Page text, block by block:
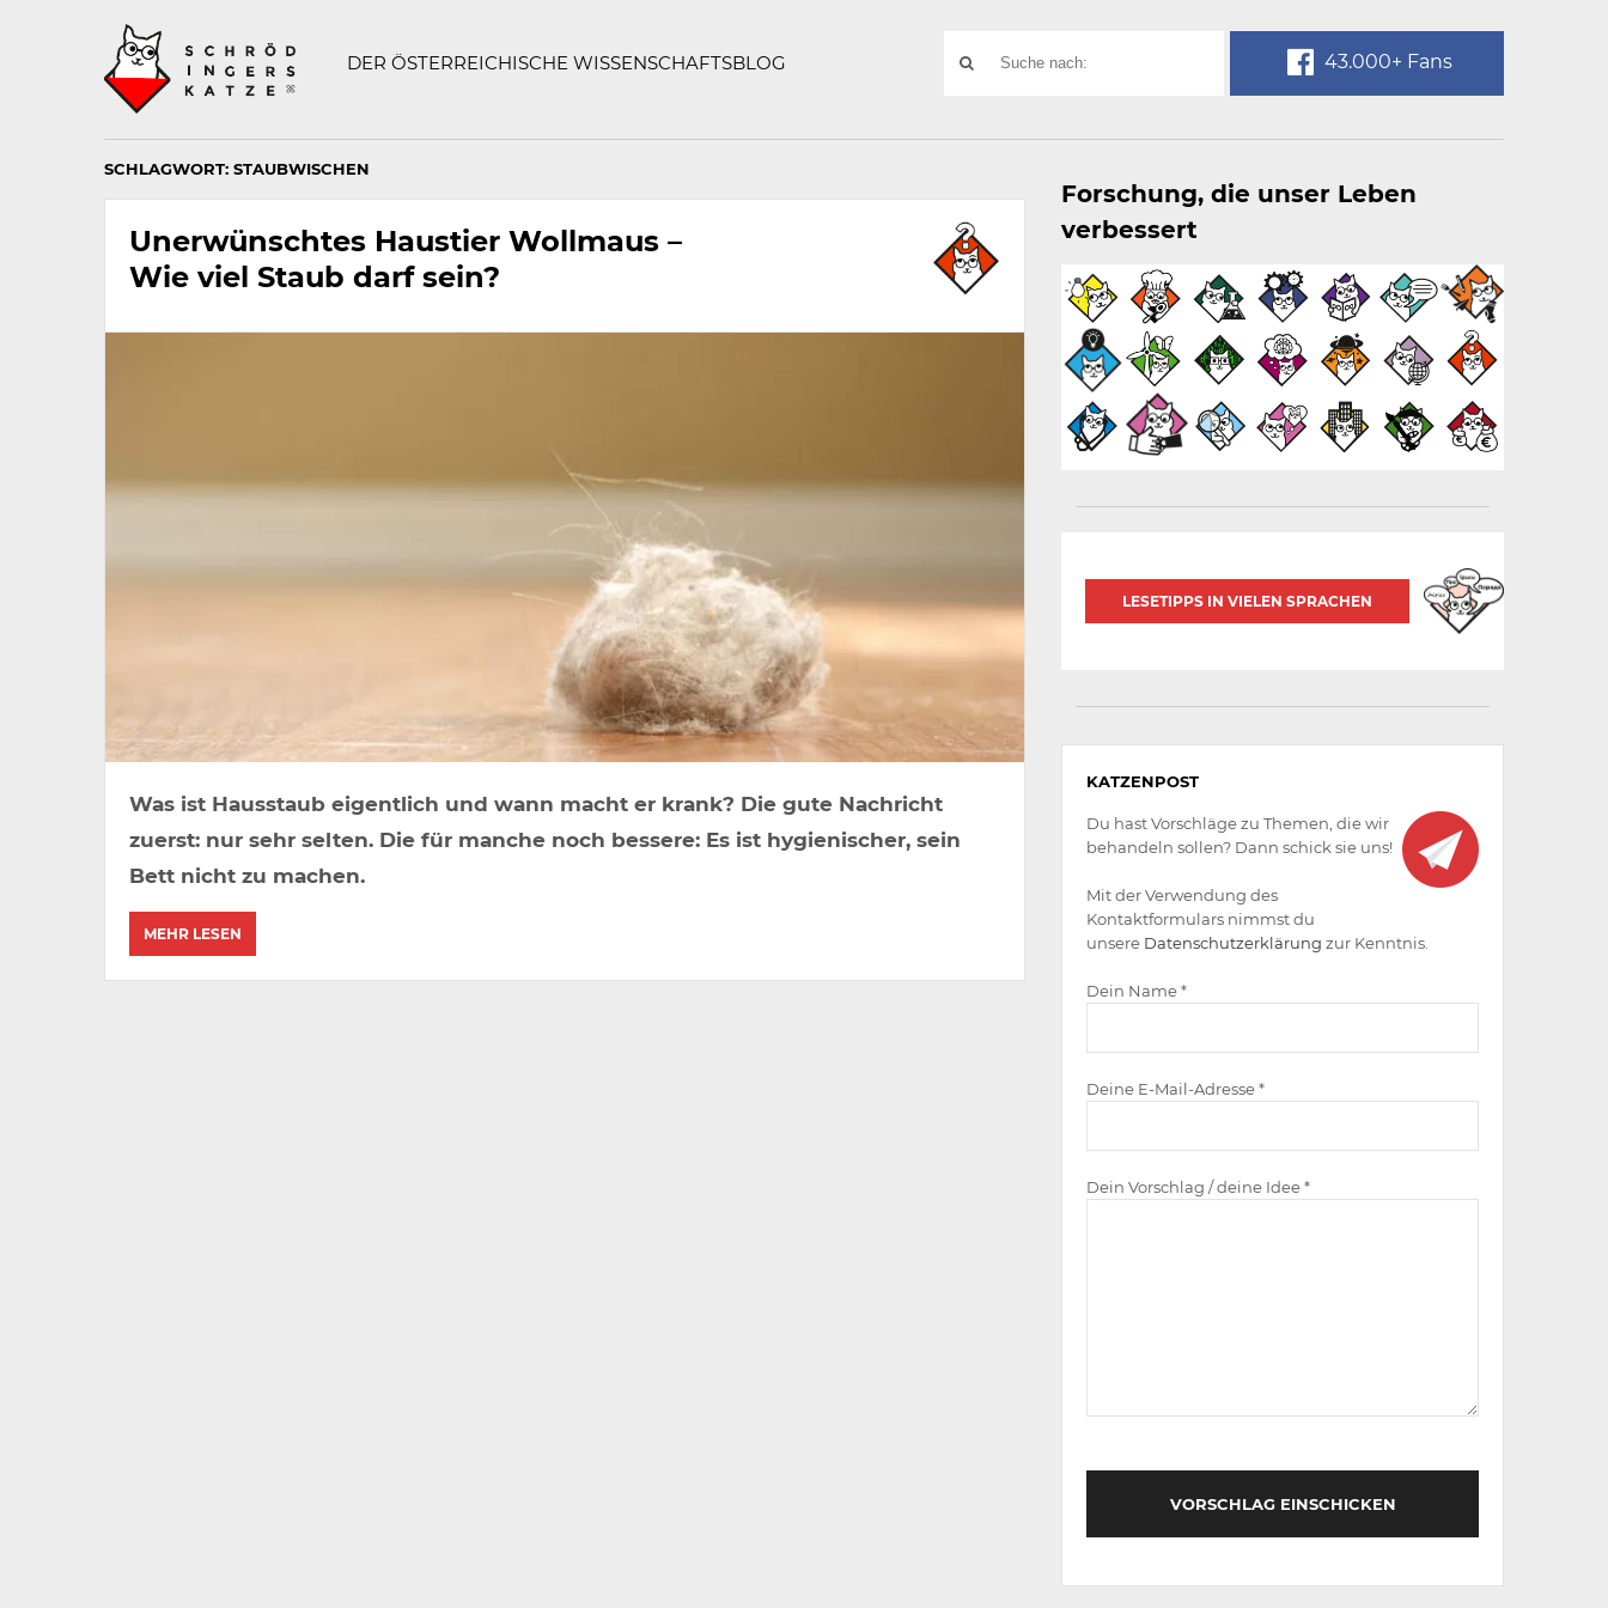
DER ÖSTERREICHISCHE WISSENSCHAFTSBLOG
SUCHE
43.000+ Fans
SCHLAGWORT: STAUBWISCHEN
Unerwünschtes Haustier Wollmaus –
Wie viel Staub darf sein?
Was ist Hausstaub eigentlich und wann macht er krank? Die gute Nachricht
zuerst: nur sehr selten. Die für manche noch bessere: Es ist hygienischer, sein
Bett nicht zu machen.
MEHR LESEN
Forschung, die unser Leben
verbessert
LESETIPPS IN VIELEN SPRACHEN
werden
KATZENPOST
Du hast Vorschläge zu Themen, die wir
behandeln sollen? Dann schick sie uns!
Mit der Verwendung des
Kontaktformulars nimmst du
unsere Datenschutzerklärung zur Kenntnis.
Dein Name *
Deine E-Mail-Adresse *
Dein Vorschlag / deine Idee *